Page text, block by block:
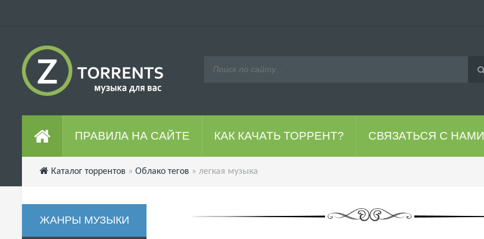
ПРАВИЛА НА САЙТЕ КАК КАЧАТЬ ТОРРЕНТ? СВЯЗАТЬСЯ С НАМИ
Каталог торрентов » Облако тегов » легкая музыка
ЖАНРЫ МУЗЫКИ